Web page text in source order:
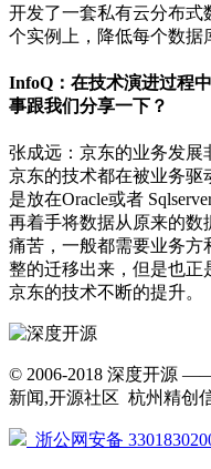
开发了一套私有云分布式
个实例上，降低每个数据
InfoQ：在技术演进过程
事跟我们分享一下？
张成远：京东的业务发展
京东的技术都在被业务驱
是放在Oracle或者
再着手将数据从原来的数
痛苦，一般都需要业务方
整的迁移出来，但是也正
京东的技术不断的提升。
© 2006-2018 深度开源
新闻,开源社区 杭州精创
浙公网安备